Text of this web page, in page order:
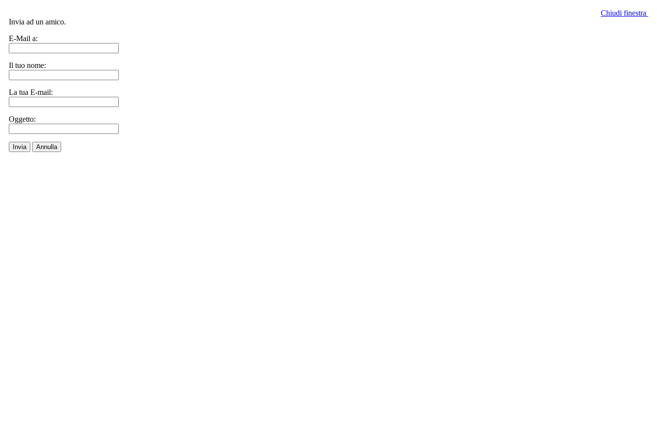
Chiudi finestra
Invia ad un amico.
E-Mail a:
Il tuo nome:
La tua E-mail:
Oggetto:
Invia Annulla